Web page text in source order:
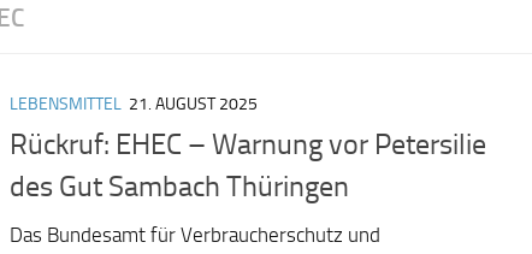
LEBENSMITTEL 21. AUGUST 2025
Rückruf: EHEC – Warnung vor Petersilie
des Gut Sambach Thüringen
Das Bundesamt für Verbraucherschutz und